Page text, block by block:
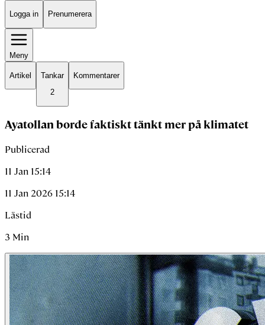
Logga in Prenumerera
Meny
Artikel
Tankar
2
Kommentarer
Ayatollan borde faktiskt tänkt mer på klimatet
Publicerad
11 Jan 15:14
11 Jan 2026 15:14
Lästid
3 Min